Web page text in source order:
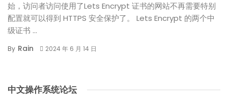
始，访问者访问使用了Lets Encrypt 证书的网站不再需要特别
配置就可以得到 HTTPS 安全保护了。 Lets Encrypt 的两个中
级证书 ...
By Rain 2024 年 6 月 14 日
中文操作系统论坛